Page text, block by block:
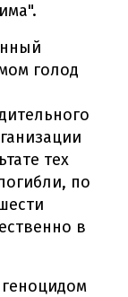
голод
тех
по
в